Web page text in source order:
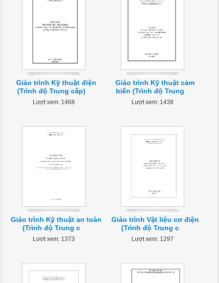
Giáo trình Kỹ thuật điện
(Trình độ Trung cấp)
Lượt xem: 1468
Giáo trình Kỹ thuật cảm
biến (Trình độ Trung
Lượt xem: 1438
Giáo trình Kỹ thuật an toàn
(Trình độ Trung c
Lượt xem: 1373
Giáo trình Vật liệu cơ điện
(Trình độ Trung c
Lượt xem: 1297